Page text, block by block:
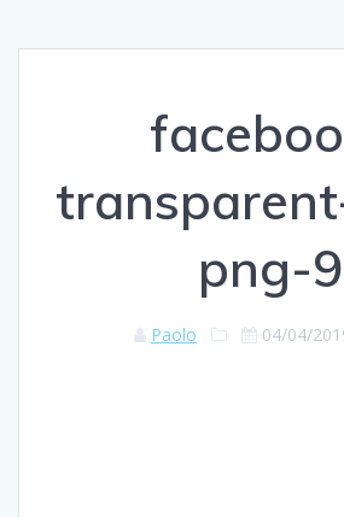
png-9
Paolo 04/04/